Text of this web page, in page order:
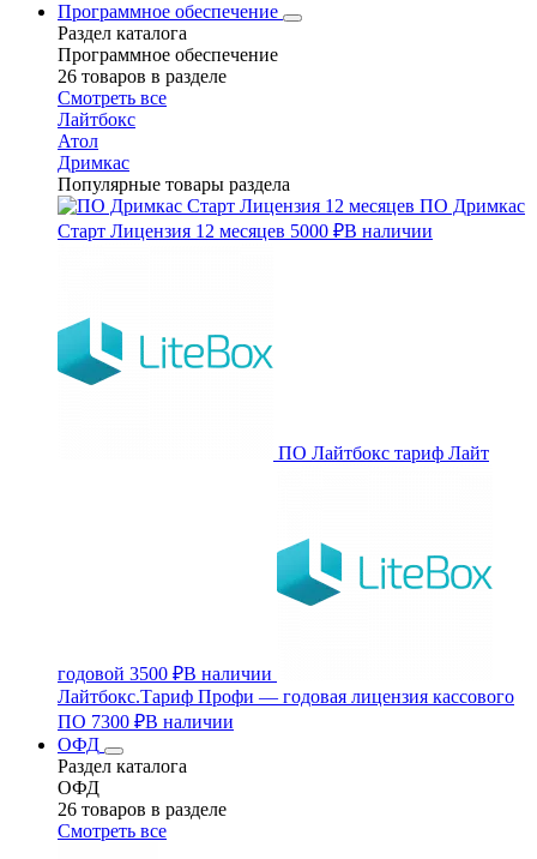
Программное обеспечение
Раздел каталога
Программное обеспечение
26 товаров в разделе
Смотреть все
Лайтбокс
Атол
Дримкас
Популярные товары раздела
ПО Дримкас
Старт Лицензия 12 месяцев 5000 ₽В наличии
ПО Лайтбокс тариф Лайт
годовой 3500 ₽В наличии
Лайтбокс.Тариф Профи — годовая лицензия кассового
ПО 7300 ₽В наличии
ОФД
Раздел каталога
ОФД
26 товаров в разделе
Смотреть все